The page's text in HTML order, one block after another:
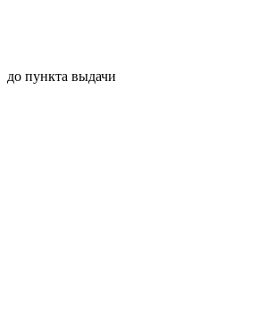
до пункта выдачи